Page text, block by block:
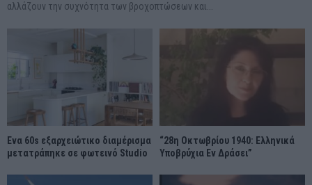
αλλάζουν την συχνότητα των βροχοπτώσεων και...
Ένα 60s εξαρχειώτικο διαμέρισμα
μετατράπηκε σε φωτεινό Studio
“28η Οκτωβρίου 1940: Ελληνικά
Υποβρύχια Εν Δράσει”